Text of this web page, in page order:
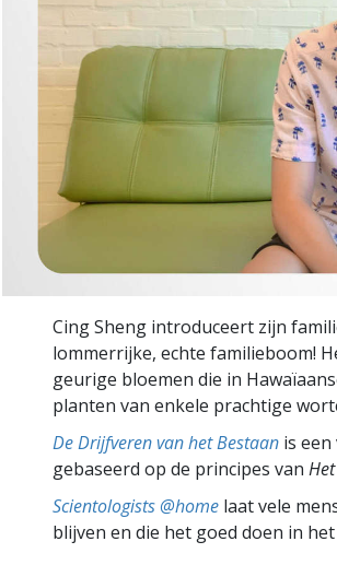
Wat is Grootheid?
Cing Sheng introduceert zijn
lommerrijke, echte familieboom!
geurige bloemen die in
planten van enkele prachtige
De Drijfveren van het Bestaan is
gebaseerd op de principes van
Scientologists @home laat vele
blijven en die het goed doen in het